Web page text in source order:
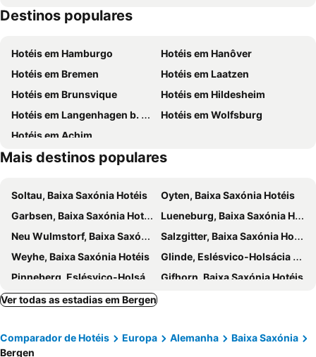
Schlossplatz
Heideviertel
Burg
Berggarten
Misburg
Bockwindmühle Ahrbeck
Hennies
Destinos populares
Hotéis em Hamburgo
Hotéis em Hanôver
Hotéis em Bremen
Hotéis em Laatzen
Hotéis em Brunsvique
Hotéis em Hildesheim
Hotéis em Langenhagen b. Hannover
Hotéis em Wolfsburg
Hotéis em Achim
Mais destinos populares
Soltau, Baixa Saxónia Hotéis
Oyten, Baixa Saxónia Hotéis
Garbsen, Baixa Saxónia Hotéis
Lueneburg, Baixa Saxónia Hotéis
Neu Wulmstorf, Baixa Saxónia Hotéis
Salzgitter, Baixa Saxónia Hotéis
Weyhe, Baixa Saxónia Hotéis
Glinde, Eslésvico-Holsácia Hotéis
Pinneberg, Eslésvico-Holsácia Hotéis
Gifhorn, Baixa Saxónia Hotéis
Wunstorf, Baixa Saxónia Hotéis
Langlingen, Baixa Saxónia Hotéis
Rotenburg, Baixa Saxónia Hotéis
Ver todas as estadias em Bergen
Comparador de Hotéis Europa Alemanha
Baixa Saxónia
Bergen